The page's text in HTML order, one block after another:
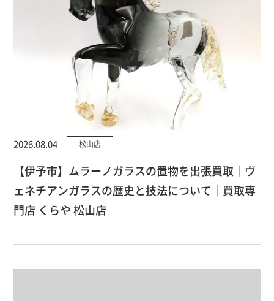
2026.08.04 松山店
【伊予市】ムラーノガラスの置物を出張買取｜ヴ
ェネチアンガラスの歴史と技法について｜買取専
門店 くらや 松山店